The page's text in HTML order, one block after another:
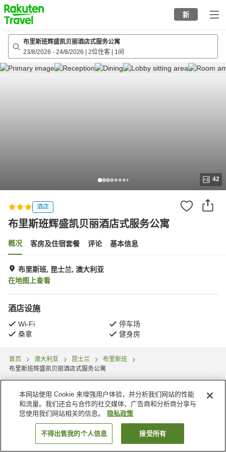
to
top
page
新
布里斯班辉盛凯贝丽酒店式服务公寓
23/8/2026 - 24/8/2026 2位住客 1间
42
酒店
布里斯班辉盛凯贝丽酒店式服务公寓
概况 客房及住宿套餐 评论 基本信息
布里斯班, 昆士兰, 澳大利亚
在地图上查看
酒店设施
Wi-Fi
停车场
桑拿
健身房
首页 澳大利亚 昆士兰
布里斯班
布里斯班辉盛凯贝丽酒店式服务公寓
搜索客房
本网站使用 Cookie 来增强用户体验，并分析我们网站的性能
和流量。我们还会与合作的社交媒体、广告商和分析商分享与
您使用我们网站相关的信息。
隐私政策
不得出售我的个人信息 接受所有